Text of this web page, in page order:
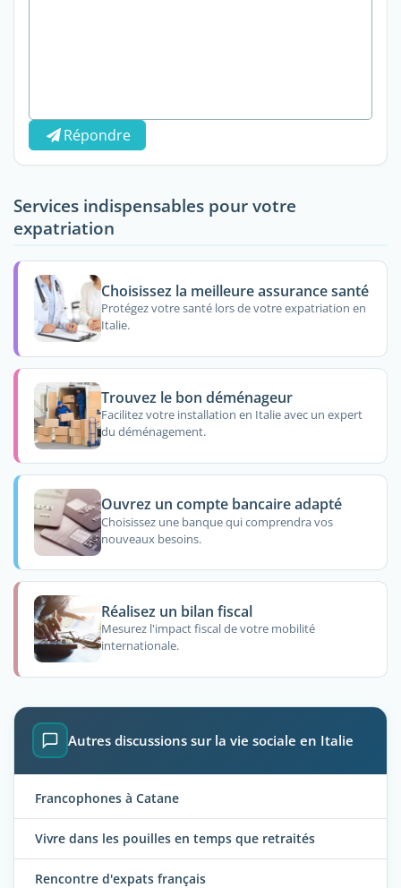
Répondre
Services indispensables pour votre
expatriation
Choisissez la meilleure assurance santé
Protégez votre santé lors de votre expatriation en
Italie.
Trouvez le bon déménageur
Facilitez votre installation en Italie avec un expert
du déménagement.
Ouvrez un compte bancaire adapté
Choisissez une banque qui comprendra vos
nouveaux besoins.
Réalisez un bilan fiscal
Mesurez l'impact fiscal de votre mobilité
internationale.
Autres discussions sur la vie sociale en Italie
Francophones à Catane
Vivre dans les pouilles en temps que retraités
Rencontre d'expats français